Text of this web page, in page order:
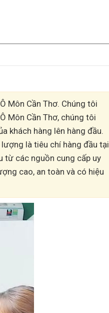
Môn Cần Thơ. Chúng tôi
Môn Cần Thơ, chúng tôi
khách hàng lên hàng đầu.
là tiêu chí hàng đầu tại
từ các nguồn cung cấp uy
cao, an toàn và có hiệu